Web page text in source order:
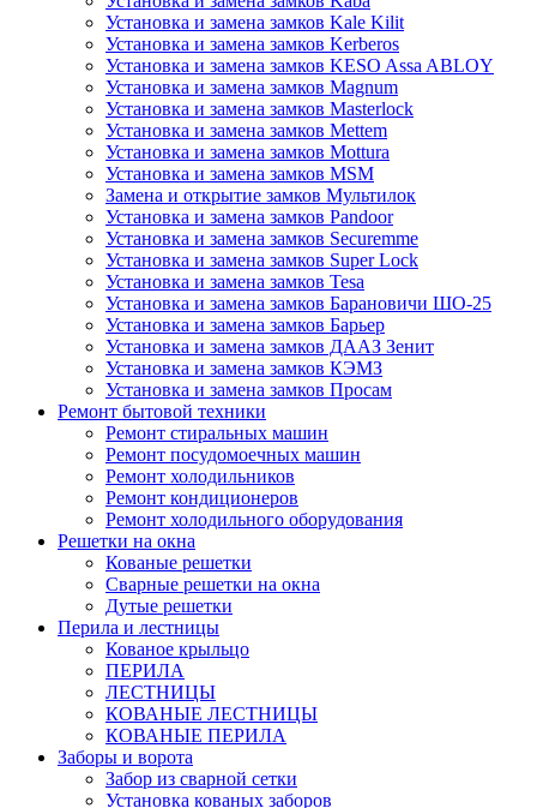
Установка и замена замков Kale Kilit
Установка и замена замков Kerberos
Установка и замена замков KESO Assa ABLOY
Установка и замена замков Magnum
Установка и замена замков Masterlock
Установка и замена замков Mettem
Установка и замена замков Mottura
Установка и замена замков MSM
Замена и открытие замков Мультилок
Установка и замена замков Pandoor
Установка и замена замков Securemme
Установка и замена замков Super Lock
Установка и замена замков Tesa
Установка и замена замков Барановичи ШО-25
Установка и замена замков Барьер
Установка и замена замков ДААЗ Зенит
Установка и замена замков КЭМЗ
Установка и замена замков Просам
Ремонт бытовой техники
Ремонт стиральных машин
Ремонт посудомоечных машин
Ремонт холодильников
Ремонт кондиционеров
Ремонт холодильного оборудования
Решетки на окна
Кованые решетки
Сварные решетки на окна
Дутые решетки
Перила и лестницы
Кованое крыльцо
ПЕРИЛА
ЛЕСТНИЦЫ
КОВАНЫЕ ЛЕСТНИЦЫ
КОВАНЫЕ ПЕРИЛА
Заборы и ворота
Забор из сварной сетки
Установка кованых заборов